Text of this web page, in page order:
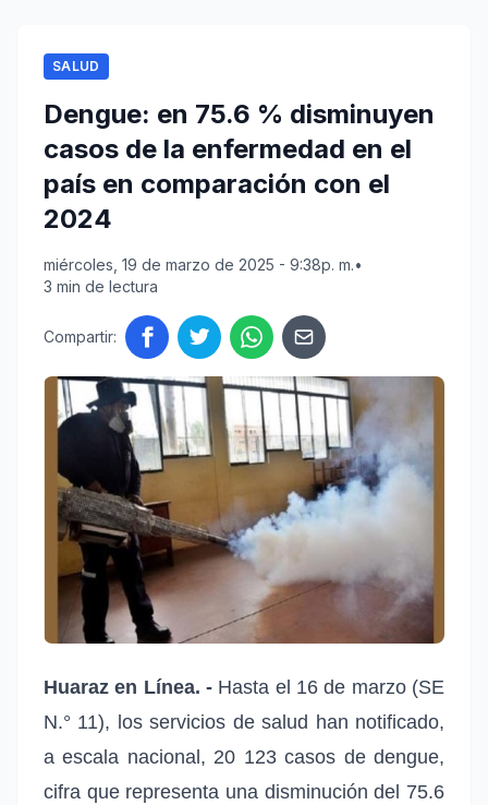
SALUD
Dengue: en 75.6 % disminuyen
casos de la enfermedad en el
país en comparación con el
2024
miércoles, 19 de marzo de 2025 - 9:38p. m.•
3 min de lectura
Compartir:
Huaraz en Línea. - Hasta el 16 de marzo (SE
N.° 11), los servicios de salud han notificado,
a escala nacional, 20 123 casos de dengue,
cifra que representa una disminución del 75.6